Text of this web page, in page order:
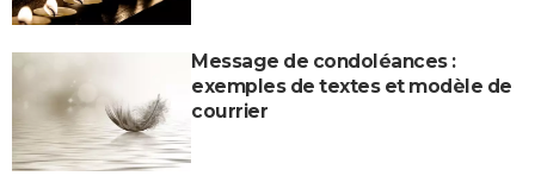
Message de condoléances :
exemples de textes et modèle de
courrier